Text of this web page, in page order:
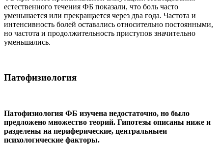
естественного течения ФБ показали, что боль часто
уменьшается или прекращается через два года. Частота и
интенсивность болей оставались относительно постоянными,
но частота и продолжительность приступов значительно
уменьшались.
Патофизиология
Патофизиология ФБ изучена недостаточно, но было
предложено множество теорий. Гипотезы описаны ниже и
разделены на периферические, центральныеи
психологические факторы.